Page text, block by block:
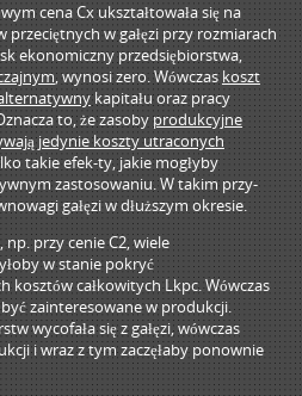
cena Cx ukształtowała się na
w gałęzi przy rozmiarach
ekonomiczny przedsiębiorstwa,
, wynosi zero. Wówczaskoszt
kapitału oraz pracy
to, że zasobyprodukcyjne
jedynie koszty utraconych
takie efek-ty, jakie mogłyby
zastosowaniu. W takim przy-
gałęzi w dłuższym okresie.
np. przy cenie C2, wiele
w stanie pokryć
kosztów całkowitych Lkpc. Wówczas
zainteresowane w produkcji.
wycofała się z gałęzi, wówczas
i wraz z tym zaczęłaby ponownie